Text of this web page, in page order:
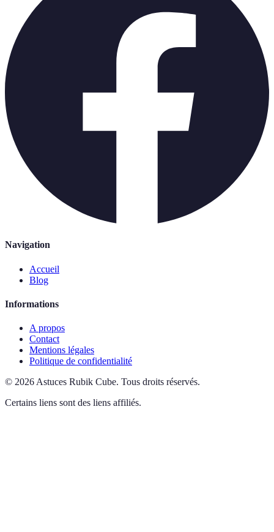
Navigation
Accueil
Blog
Informations
A propos
Contact
Mentions légales
Politique de confidentialité
© 2026 Astuces Rubik Cube. Tous droits réservés.
Certains liens sont des liens affiliés.